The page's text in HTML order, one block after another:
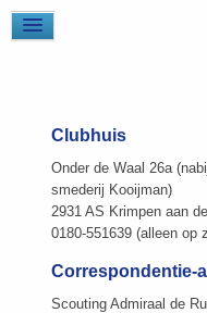
Clubhuis
Onder de Waal 26a
smederij Kooijman)
2931 AS Krimpen aan
0180-551639 (alleen op
Correspondentie-
Scouting Admiraal de